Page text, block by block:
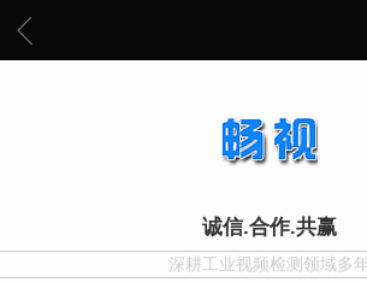
诚信.合作.共赢
深耕工业视频检测领域多